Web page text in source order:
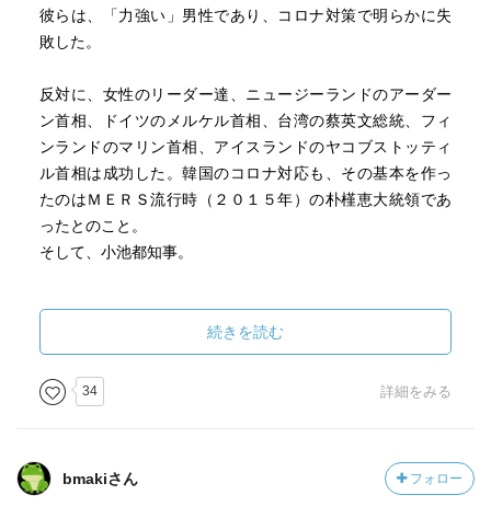
彼らは、「力強い」男性であり、コロナ対策で明らかに失
敗した。
反対に、女性のリーダー達、ニュージーランドのアーダー
ン首相、ドイツのメルケル首相、台湾の蔡英文総統、フィ
ンランドのマリン首相、アイスランドのヤコブストッティ
ル首相は成功した。韓国のコロナ対応も、その基本を作っ
たのはＭＥＲＳ流行時（２０１５年）の朴槿恵大統領であ
ったとのこと。
そして、小池都知事。
ることの証左なのでは、僕は思っている。
現実にも、女性総理が誕生してほしい。ぜひ。
続きを読む
34 詳細をみる
bmakiさん フォロー